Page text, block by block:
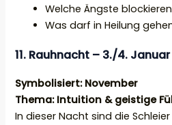
Welche Ängste
Was darf in Heilung
11. Rauhnacht – 3./4. Januar
Symbolisiert: November
Thema: Intuition & geistige
In dieser Nacht sind die